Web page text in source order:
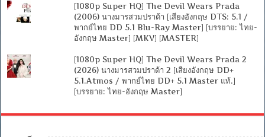
[1080p Super HQ] The Devil Wears Prada
(2006) นางมารสวมปราด้า [เสียงอังกฤษ DTS: 5.1 /
พากย์ไทย DD 5.1 Blu-Ray Master] [บรรยาย: ไทย-
อังกฤษ Master] [MKV] [MASTER]
[1080p Super HQ] The Devil Wears Prada 2
(2026) นางมารสวมปราด้า 2 [เสียงอังกฤษ DD+
5.1.Atmos / พากย์ไทย DD+ 5.1 Master แท้.]
[บรรยาย: ไทย-อังกฤษ Master]